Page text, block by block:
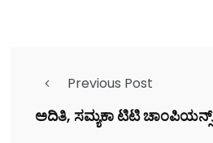
Previous Post
ಅದಿತಿ, ಸಮ್ಯಕಾ ಟಿಟಿ ಚಾಂಪಿಯನ್ಸ್